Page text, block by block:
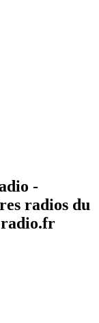
-
radios du
radio.fr